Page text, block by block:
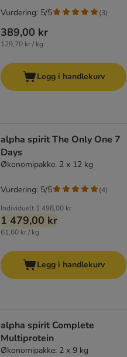
389,00 kr
129,70 kr / kg
Vurdering: 5/5 (3)
Legg i handlekurv
alpha spirit The Only One 7
Days
Økonomipakke. 2 x 12 kg
Individuelt 1 498,00 kr
1 479,00 kr
61,60 kr / kg
Vurdering: 5/5 (4)
Legg i handlekurv
alpha spirit Complete
Multiprotein
Økonomipakke: 2 x 9 kg